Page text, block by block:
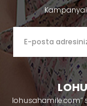
lohusahamile.com’’